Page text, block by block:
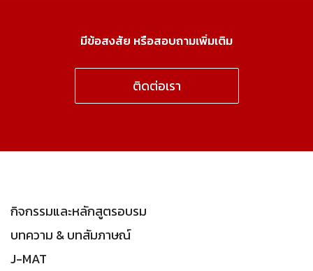
มีข้อสงสัย หรือสอบถามเพิ่มเติม
ติดต่อเรา
กิจกรรมและหลักสูตรอบรม
บทความ & บทสัมภาษณ์
J-MAT